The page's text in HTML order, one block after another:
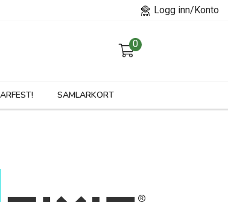
Logg inn/Konto
0
SAMLARKORT